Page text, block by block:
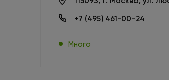
+7 (495) 461-00-24
Много